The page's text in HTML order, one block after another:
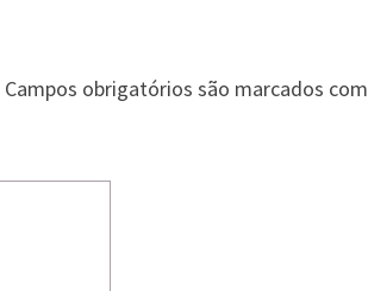
Campos obrigatórios são marcados com